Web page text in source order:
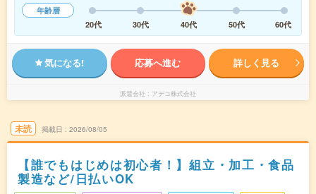
年齢層
20代
30代 40代 50代 60代
気になる! 応募へ進む 詳しく見る
派遣会社 アデコ株式会社
未読 掲載日 2026/08/05
【誰でもはじめは初心者！】組立・加工・食品
製造など/日払いOK